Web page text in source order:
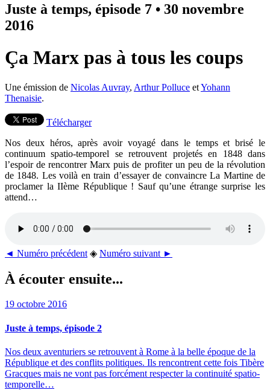
Juste à temps, épisode 7 • 30 novembre
2016
Ça Marx pas à tous les coups
Une émission de Nicolas Auvray, Arthur Polluce etYohann
Thenaisie.
Télécharger
Nos deux héros, après avoir voyagé dans le temps et brisé le
continuum spatio-temporel se retrouvent projetés en 1848 dans
l’espoir de rencontrer Marx puis de profiter un peu de la révolution
de 1848. Les voilà en train d’essayer de convaincre La Martine de
proclamer la IIème République ! Sauf qu’une étrange surprise les
attend…
◄ Numéro précédent ◈ Numéro suivant ►
À écouter ensuite...
19 octobre 2016
Juste à temps, épisode 2
Nos deux aventuriers se retrouvent à Rome à la belle époque de la
République et des conflits politiques. Ils rencontrent cette fois Tibère
Gracques mais ne vont pas forcément respecter la continuité spatio-
temporelle…